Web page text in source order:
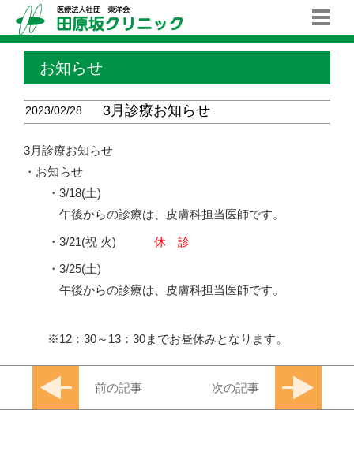
お知らせ
2023/02/28 3月診療お知らせ
3月診療お知らせ
・お知らせ
・3/18(土)
午後からの診療は、皮膚科担当医師です。
・3/21(祝 火) 休 診
・3/25(土)
午後からの診療は、皮膚科担当医師です。
12：30～13：30までお昼休みとなります。
前の記事 次の記事